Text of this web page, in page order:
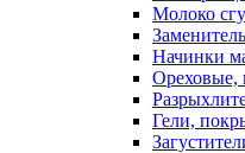
Молоко
Начинки
Ореховые,
Гели,